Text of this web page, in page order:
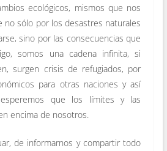
ecológicos, mismos que nos
no sólo por los desastres naturales
sino por las consecuencias que
somos una cadena infinita, si
surgen crisis de refugiados, por
para otras naciones y así
que los límites y las
encima de nosotros.
de informarnos y compartir todo